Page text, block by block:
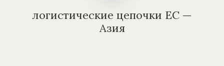
логистические цепочки ЕС —
Азия